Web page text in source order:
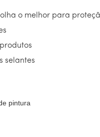
o melhor para
selantes